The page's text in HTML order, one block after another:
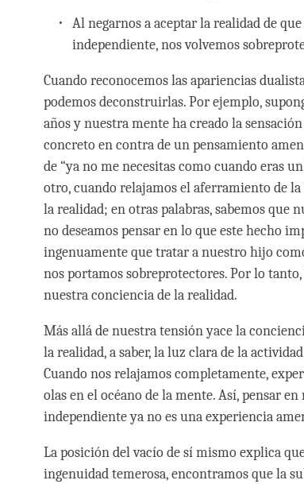
Al negarnos a aceptar la realidad de
independiente, nos volvemos
Cuando reconocemos las apariencias
podemos deconstruirlas. Por ejemplo,
años y nuestra mente ha creado la
concreto en contra de un pensamiento
de “ya no me necesitas como cuando eras
otro, cuando relajamos el aferramiento de
la realidad; en otras palabras, sabemos que
no deseamos pensar en lo que este hecho
ingenuamente que tratar a nuestro hijo
nos portamos sobreprotectores. Por lo
nuestra conciencia de la realidad.
Más allá de nuestra tensión yace la
la realidad, a saber, la luz clara de la
Cuando nos relajamos completamente,
olas en el océano de la mente. Así, pensar
independiente ya no es una experiencia
La posición del vacío de sí mismo explica
ingenuidad temerosa, encontramos que la